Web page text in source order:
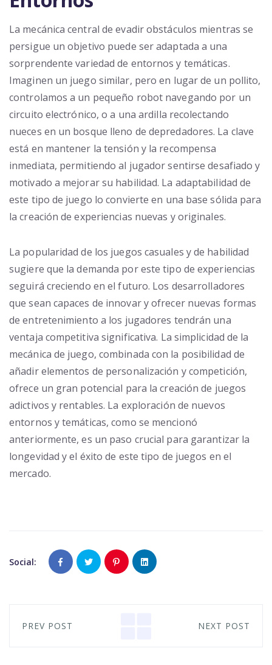
La mecánica central de evadir obstáculos mientras se
persigue un objetivo puede ser adaptada a una
sorprendente variedad de entornos y temáticas.
Imaginen un juego similar, pero en lugar de un pollito,
controlamos a un pequeño robot navegando por un
circuito electrónico, o a una ardilla recolectando
nueces en un bosque lleno de depredadores. La clave
está en mantener la tensión y la recompensa
inmediata, permitiendo al jugador sentirse desafiado y
motivado a mejorar su habilidad. La adaptabilidad de
este tipo de juego lo convierte en una base sólida para
la creación de experiencias nuevas y originales.
La popularidad de los juegos casuales y de habilidad
sugiere que la demanda por este tipo de experiencias
seguirá creciendo en el futuro. Los desarrolladores
que sean capaces de innovar y ofrecer nuevas formas
de entretenimiento a los jugadores tendrán una
ventaja competitiva significativa. La simplicidad de la
mecánica de juego, combinada con la posibilidad de
añadir elementos de personalización y competición,
ofrece un gran potencial para la creación de juegos
adictivos y rentables. La exploración de nuevos
entornos y temáticas, como se mencionó
anteriormente, es un paso crucial para garantizar la
longevidad y el éxito de este tipo de juegos en el
mercado.
Social:
PREV POST NEXT POST